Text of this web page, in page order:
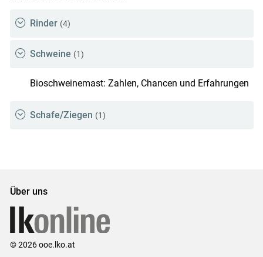
Rinder (4)
Schweine (1)
Bioschweinemast: Zahlen, Chancen und Erfahrungen
Schafe/Ziegen (1)
Über uns
© 2026 ooe.lko.at